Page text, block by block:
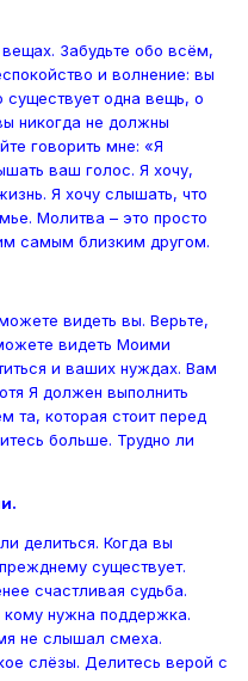
Забудьте обо всём,
и волнение: вы
существует одна вещь, о
никогда не должны
говорить мне: «Я
ваш голос. Я хочу,
Я хочу слышать, что
Молитва – это просто
самым близким другом.
видеть вы. Верьте,
видеть Моими
и ваших нуждах. Вам
Я должен выполнить
та, которая стоит перед
больше. Трудно ли
делиться. Когда вы
существует.
счастливая судьба.
нужна поддержка.
не слышал смеха.
слёзы. Делитесь верой с